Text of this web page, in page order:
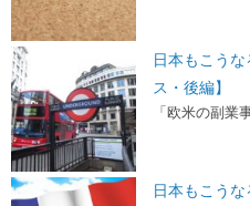
日本もこう
ス・後編】
「欧米の副業
日本もこう